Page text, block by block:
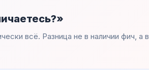
всё. Разница не в наличии фич, а в